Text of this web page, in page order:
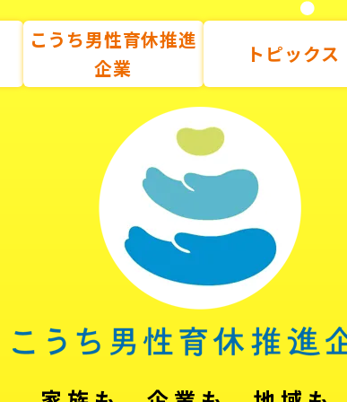
こうち男性育休推進
企業
トピックス